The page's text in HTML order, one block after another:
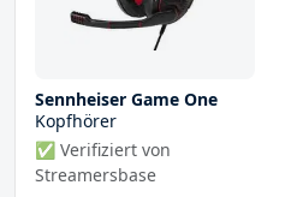
Sennheiser Game One
Kopfhörer
✅ Verifiziert von
Streamersbase